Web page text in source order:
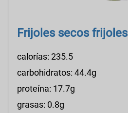
Frijoles secos frijoles
calorías: 235.5
carbohidratos: 44.4g
proteína: 17.7g
grasas: 0.8g